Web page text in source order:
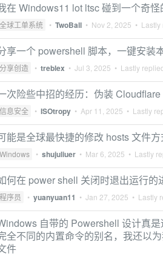
在 Windows11 lot ltsc 碰到一个奇
全球工单系统 • TwoBall • Nov 2, 2025 •
享一个 powershell 脚本，一键安装
分享创造 • treblex • Jul 3, 2025 • Lastly
次险些中招的经历：伪装
信息安全 • ISOtropy • Apr 11, 2025 • Lastly
能是全球最快捷的修改 hosts 文件
Windows • shujuliuer • Mar 6, 2025 • Lastly
何在 power shell 关闭时退出运行的
程序员 • yuanyuan11 • Jan 27, 2025 • Lastly
自带的 Powershell 设计真
全不同的内置命令的别名，我还以
件